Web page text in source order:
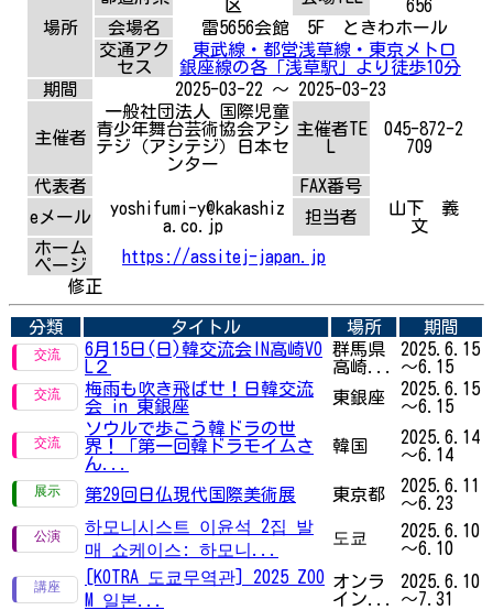
場所
区
656
会場名
雷5656会館 5F ときわホール
交通アク
セス
東武線・都営浅草線・東京メトロ
銀座線の各「浅草駅」より徒歩10分
期間
2025-03-22 ～ 2025-03-23
主催者
一般社団法人 国際児童
青少年舞台芸術協会アシ
テジ（アシテジ）日本セ
ンター
主催者TE
045-872-2
709
代表者
FAX番号
eメール
yoshifumi-y@kakashiz
a.co.jp
担当者
山下 義
文
ホーム
ページ
https://assitej-japan.jp
修正
分類 タイトル 場所
期間
6月15日(日)韓交流会IN高崎VO
L２
群馬県
高崎...
2025.6.15
～6.15
梅雨も吹き飛ばせ！日韓交流
会 in 東銀座
東銀座
2025.6.15
～6.15
ソウルで歩こう韓ドラの世
界！「第一回韓ドラモイムさ
ん...
韓国
2025.6.14
～6.14
第29回日仏現代国際美術展 東京都
2025.6.11
～6.23
하모니시스트 이윤석 2집 발
매 쇼케이스: 하모니...
도쿄
2025.6.10
～6.10
[KOTRA 도쿄무역관] 2025 ZOO
M 일본...
オンラ
イン...
2025.6.10
～7.31